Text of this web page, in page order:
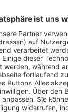
Mario
Auftrag
VDI die
Global